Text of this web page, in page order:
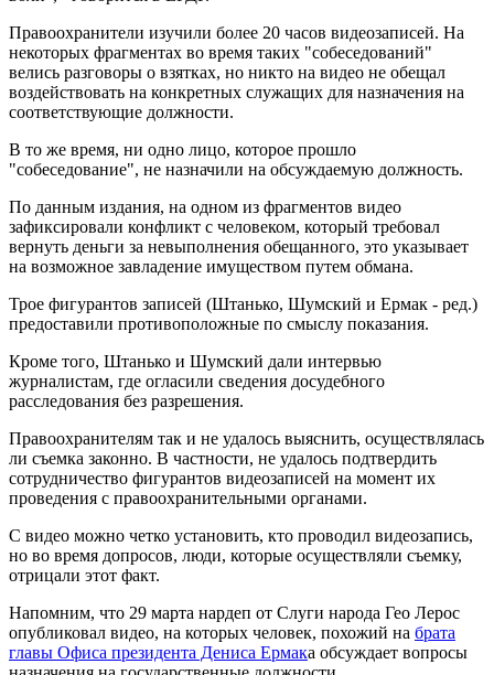
Правоохранители изучили более 20 часов видеозаписей. На
некоторых фрагментах во время таких "собеседований"
велись разговоры о взятках, но никто на видео не обещал
воздействовать на конкретных служащих для назначения на
соответствующие должности.
В то же время, ни одно лицо, которое прошло
"собеседование", не назначили на обсуждаемую должность.
По данным издания, на одном из фрагментов видео
зафиксировали конфликт с человеком, который требовал
вернуть деньги за невыполнения обещанного, это указывает
на возможное завладение имуществом путем обмана.
Трое фигурантов записей (Штанько, Шумский и Ермак - ред.)
предоставили противоположные по смыслу показания.
Кроме того, Штанько и Шумский дали интервью
журналистам, где огласили сведения досудебного
расследования без разрешения.
Правоохранителям так и не удалось выяснить, осуществлялась
ли съемка законно. В частности, не удалось подтвердить
сотрудничество фигурантов видеозаписей на момент их
проведения с правоохранительными органами.
С видео можно четко установить, кто проводил видеозапись,
но во время допросов, люди, которые осуществляли съемку,
отрицали этот факт.
Напомним, что 29 марта нардеп от Слуги народа Гео Лерос
опубликовал видео, на которых человек, похожий на брата
главы Офиса президента Дениса Ермака обсуждает вопросы